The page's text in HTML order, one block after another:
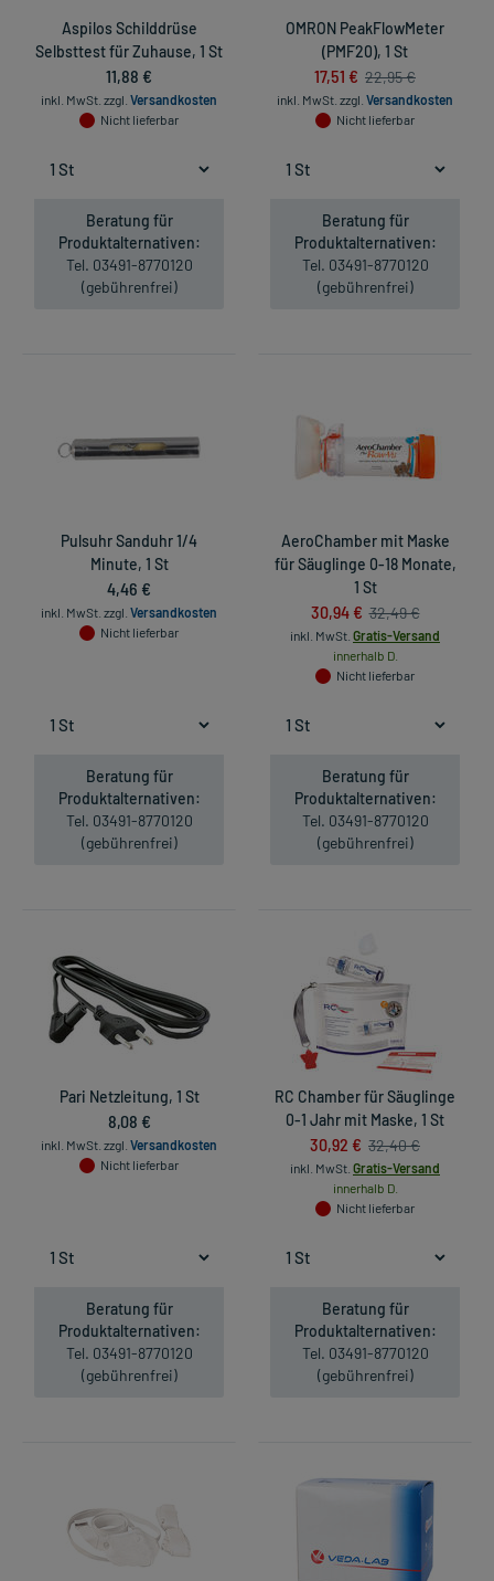
Aspilos Schilddrüse
Selbsttest für Zuhause, 1 St
11,88 €
inkl. MwSt. zzgl. Versandkosten
Nicht lieferbar
Beratung für
Produktalternativen:
Tel. 03491-8770120
(gebührenfrei)
OMRON PeakFlowMeter
(PMF20), 1 St
17,51 € 22,95 €
inkl. MwSt. zzgl. Versandkosten
Nicht lieferbar
Beratung für
Produktalternativen:
Tel. 03491-8770120
(gebührenfrei)
Pulsuhr Sanduhr 1/4
Minute, 1 St
4,46 €
inkl. MwSt. zzgl. Versandkosten
Nicht lieferbar
Beratung für
Produktalternativen:
Tel. 03491-8770120
(gebührenfrei)
AeroChamber mit Maske
für Säuglinge 0-18 Monate,
1 St
30,94 € 32,49 €
inkl. MwSt. Gratis-Versand
innerhalb D.
Nicht lieferbar
Beratung für
Produktalternativen:
Tel. 03491-8770120
(gebührenfrei)
Pari Netzleitung, 1 St
8,08 €
inkl. MwSt. zzgl. Versandkosten
Nicht lieferbar
Beratung für
Produktalternativen:
Tel. 03491-8770120
(gebührenfrei)
RC Chamber für Säuglinge
0-1 Jahr mit Maske, 1 St
30,92 € 32,40 €
inkl. MwSt. Gratis-Versand
innerhalb D.
Nicht lieferbar
Beratung für
Produktalternativen:
Tel. 03491-8770120
(gebührenfrei)